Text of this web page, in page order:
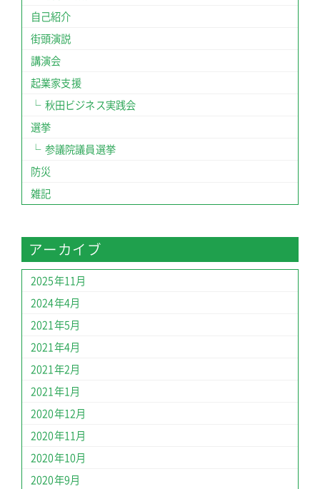
自己紹介
街頭演説
講演会
起業家支援
秋田ビジネス実践会
選挙
参議院議員選挙
防災
雑記
アーカイブ
2025年11月
2024年4月
2021年5月
2021年4月
2021年2月
2021年1月
2020年12月
2020年11月
2020年10月
2020年9月